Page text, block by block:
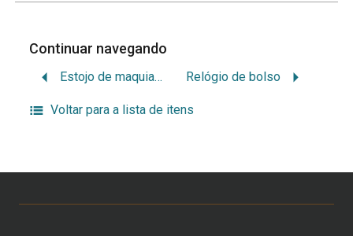
Continuar navegando
Estojo de maquiagem Relógio de bolso
Voltar para a lista de itens